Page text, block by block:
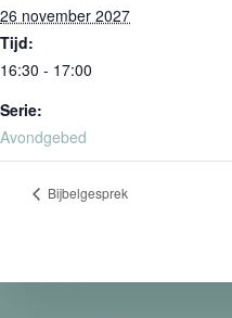
26 november 2027
Tijd:
16:30 - 17:00
Serie:
Avondgebed
Bijbelgesprek